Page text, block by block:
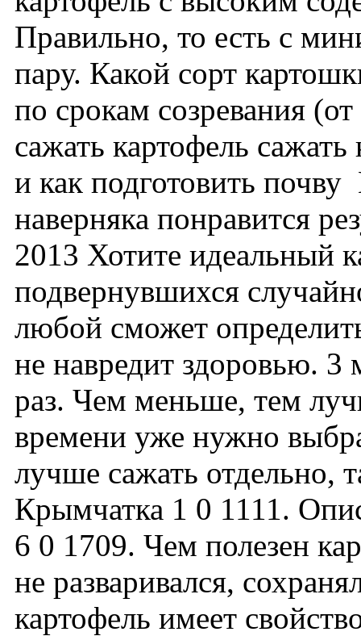
Правильно, то есть с
пару. Какой сорт
по срокам созревания
сажать картофель
и как подготовить
наверняка понравится
2013 Хотите идеальный
подвернувшихся
любой сможет
не навредит здоровью. 3
раз. Чем меньше, тем
времени уже нужно
лучше сажать отдельно,
Крымчатка 1 0 1111.
6 0 1709. Чем полезен
не разваривался,
картофель имеет